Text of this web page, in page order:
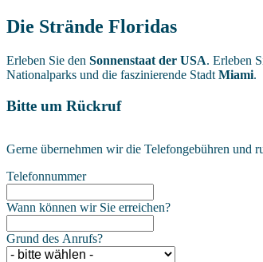
Die Strände Floridas
Erleben Sie den Sonnenstaat der USA. Erleben
Nationalparks und die faszinierende Stadt Miami.
Bitte um Rückruf
Gerne übernehmen wir die Telefongebühren und
Telefonnummer
Wann können wir Sie erreichen?
Grund des Anrufs?